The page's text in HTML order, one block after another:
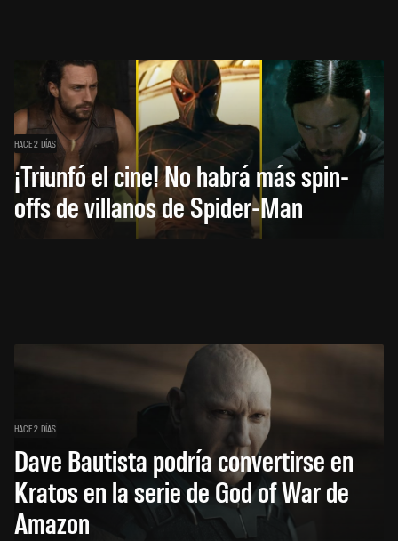
HACE 2 DÍAS
¡Triunfó el cine! No habrá más spin-
offs de villanos de Spider-Man
HACE 2 DÍAS
Dave Bautista podría convertirse en
Kratos en la serie de God of War de
Amazon